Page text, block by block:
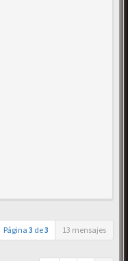
Página 3 de3 13 mensajes